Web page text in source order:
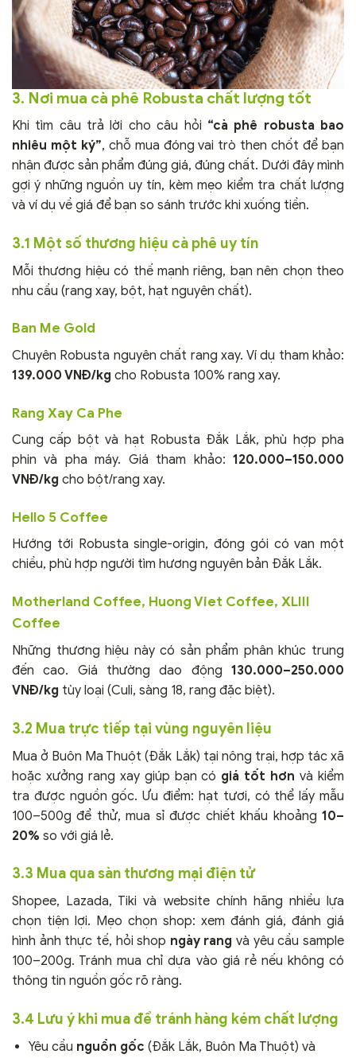
3. Nơi mua cà phê Robusta chất lượng tốt
Khi tìm câu trả lời cho câu hỏi “cà phê robusta bao
nhiêu một ký”, chỗ mua đóng vai trò then chốt để bạn
nhận được sản phẩm đúng giá, đúng chất. Dưới đây mình
gợi ý những nguồn uy tín, kèm mẹo kiểm tra chất lượng
và ví dụ về giá để bạn so sánh trước khi xuống tiền.
3.1 Một số thương hiệu cà phê uy tín
Mỗi thương hiệu có thế mạnh riêng, bạn nên chọn theo
nhu cầu (rang xay, bột, hạt nguyên chất).
Ban Me Gold
Chuyên Robusta nguyên chất rang xay. Ví dụ tham khảo:
139.000 VNĐ/kg cho Robusta 100% rang xay.
Rang Xay Ca Phe
Cung cấp bột và hạt Robusta Đắk Lắk, phù hợp pha
phin và pha máy. Giá tham khảo: 120.000–150.000
VNĐ/kg cho bột/rang xay.
Hello 5 Coffee
Hướng tới Robusta single-origin, đóng gói có van một
chiều, phù hợp người tìm hương nguyên bản Đắk Lắk.
Motherland Coffee, Huong Viet Coffee, XLIII
Coffee
Những thương hiệu này có sản phẩm phân khúc trung
đến cao. Giá thường dao động 130.000–250.000
VNĐ/kg tùy loại (Culi, sàng 18, rang đặc biệt).
3.2 Mua trực tiếp tại vùng nguyên liệu
Mua ở Buôn Ma Thuột (Đắk Lắk) tại nông trại, hợp tác xã
hoặc xưởng rang xay giúp bạn có giá tốt hơn và kiểm
tra được nguồn gốc. Ưu điểm: hạt tươi, có thể lấy mẫu
100–500g để thử, mua sỉ được chiết khấu khoảng 10–
20% so với giá lẻ.
3.3 Mua qua sàn thương mại điện tử
Shopee, Lazada, Tiki và website chính hãng nhiều lựa
chọn tiện lợi. Mẹo chọn shop: xem đánh giá, đánh giá
hình ảnh thực tế, hỏi shop ngày rang và yêu cầu sample
100–200g. Tránh mua chỉ dựa vào giá rẻ nếu không có
thông tin nguồn gốc rõ ràng.
3.4 Lưu ý khi mua để tránh hàng kém chất lượng
Yêu cầu nguồn gốc (Đắk Lắk, Buôn Ma Thuột) và